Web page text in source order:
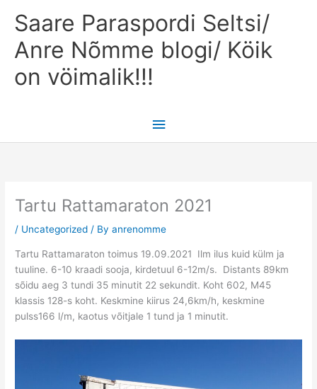
Saare Paraspordi Seltsi/
Anre Nõmme blogi/ Köik
on vöimalik!!!
Main
Menu
Tartu Rattamaraton 2021
/ Uncategorized / Byanrenomme
Tartu Rattamaraton toimus 19.09.2021 Ilm ilus kuid külm ja
tuuline. 6-10 kraadi sooja, kirdetuul 6-12m/s. Distants 89km
sõidu aeg 3 tundi 35 minutit 22 sekundit. Koht 602, M45
klassis 128-s koht. Keskmine kiirus 24,6km/h, keskmine
pulss166 l/m, kaotus võitjale 1 tund ja 1 minutit.